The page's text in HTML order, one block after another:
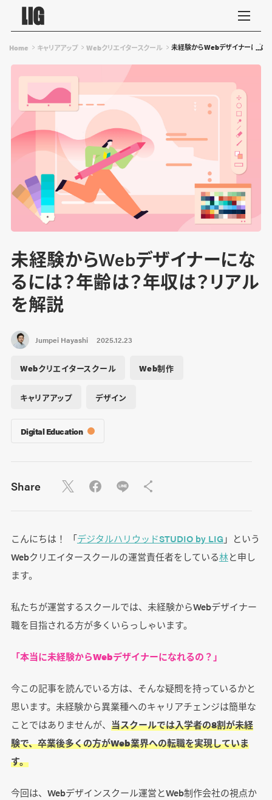
Home キャリアアップ Webクリエイタースクール 未経験からWebデザイナーになる
未経験からWebデザイナーにな
るには？年齢は？年収は？リアル
を解説
Jumpei Hayashi 2025.12.23
Webクリエイタースクール Web制作
キャリアアップ デザイン
Digital Education
Share
こんにちは！ 「デジタルハリウッドSTUDIO by LIG 」という
Webクリエイタースクールの運営責任者をしている林と申し
ます。
私たちが運営するスクールでは、未経験からWebデザイナー
職を目指される方が多くいらっしゃいます。
「本当に未経験からWebデザイナーになれるの？」
今この記事を読んでいる方は、そんな疑問を持っているかと
思います。未経験から異業種へのキャリアチェンジは簡単な
ことではありませんが、 当スクールでは入学者の8割が未経
験で、卒業後多くの方がWeb業界への転職を実現していま
す。
今回は、Webデザインスクール運営とWeb制作会社の視点か